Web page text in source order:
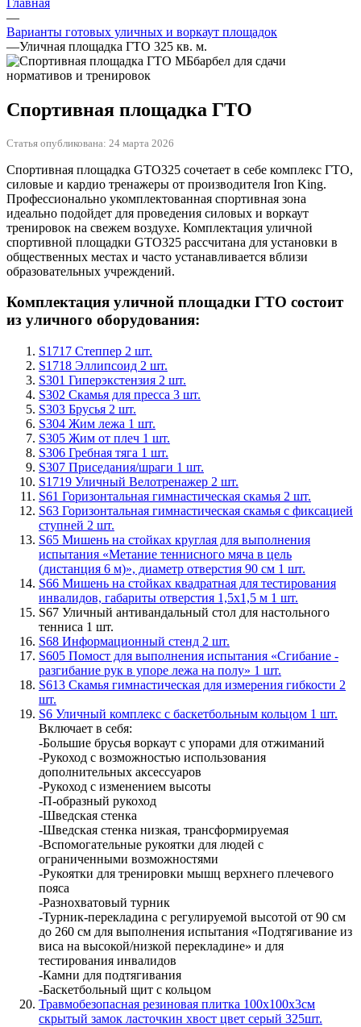
—
Варианты готовых уличных и воркаут площадок
—Уличная площадка ГТО 325 кв. м.
Спортивная площадка ГТО
Статья опубликована: 24 марта 2026
Спортивная площадка GTO325 сочетает в себе комплекс ГТО,
силовые и кардио тренажеры от производителя Iron King.
Профессионально укомплектованная спортивная зона
идеально подойдет для проведения силовых и воркаут
тренировок на свежем воздухе. Комплектация уличной
спортивной площадки GTO325 рассчитана для установки в
общественных местах и часто устанавливается вблизи
образовательных учреждений.
Комплектация уличной площадки ГТО состоит
из уличного оборудования:
S1717 Степпер 2 шт.
S1718 Эллипсоид 2 шт.
S301 Гиперэкстензия 2 шт.
S302 Скамья для пресса 3 шт.
S303 Брусья 2 шт.
S304 Жим лежа 1 шт.
S305 Жим от плеч 1 шт.
S306 Гребная тяга 1 шт.
S307 Приседания/шраги 1 шт.
S1719 Уличный Велотренажер 2 шт.
S61 Горизонтальная гимнастическая скамья 2 шт.
S63 Горизонтальная гимнастическая скамья с фиксацией
ступней 2 шт.
S65 Мишень на стойках круглая для выполнения
испытания «Метание теннисного мяча в цель
(дистанция 6 м)», диаметр отверстия 90 см 1 шт.
S66 Мишень на стойках квадратная для тестирования
инвалидов, габариты отверстия 1,5х1,5 м 1 шт.
S67 Уличный антивандальный стол для настольного
тенниса 1 шт.
S68 Информационный стенд 2 шт.
S605 Помост для выполнения испытания «Сгибание -
разгибание рук в упоре лежа на полу» 1 шт.
S613 Скамья гимнастическая для измерения гибкости 2
шт.
S6 Уличный комплекс с баскетбольным кольцом 1 шт.
Включает в себя:
-Большие брусья воркаут с упорами для отжиманий
-Рукоход с возможностью использования
дополнительных аксессуаров
-Рукоход с изменением высоты
-П-образный рукоход
-Шведская стенка
-Шведская стенка низкая, трансформируемая
-Вспомогательные рукоятки для людей с
ограниченными возможностями
-Рукоятки для тренировки мышц верхнего плечевого
пояса
-Разнохватовый турник
-Турник-перекладина с регулируемой высотой от 90 см
до 260 см для выполнения испытания «Подтягивание из
виса на высокой/низкой перекладине» и для
тестирования инвалидов
-Камни для подтягивания
-Баскетбольный щит с кольцом
Травмобезопасная резиновая плитка 100х100х3см
скрытый замок ласточкин хвост цвет серый 325шт.